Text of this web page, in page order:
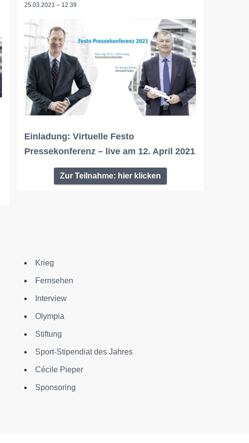
25.03.2021 – 12:39
Einladung: Virtuelle Festo
Pressekonferenz – live am 12. April 2021
Zur Teilnahme: hier klicken
Krieg
Fernsehen
Interview
Olympia
Stiftung
Sport-Stipendiat des Jahres
Cécile Pieper
Sponsoring